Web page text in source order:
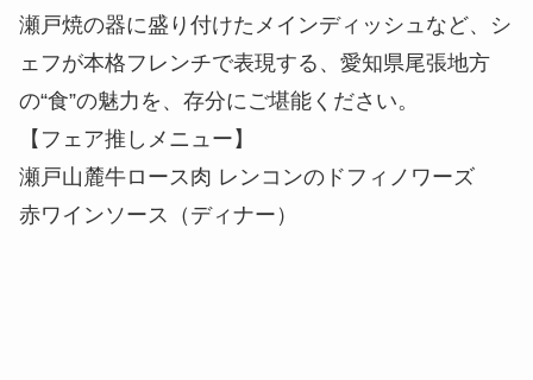
瀬戸焼の器に盛り付けたメインディッシュなど、シ
ェフが本格フレンチで表現する、愛知県尾張地方
の“食”の魅力を、存分にご堪能ください。
【フェア推しメニュー】
瀬戸山麓牛ロース肉 レンコンのドフィノワーズ
赤ワインソース（ディナー）